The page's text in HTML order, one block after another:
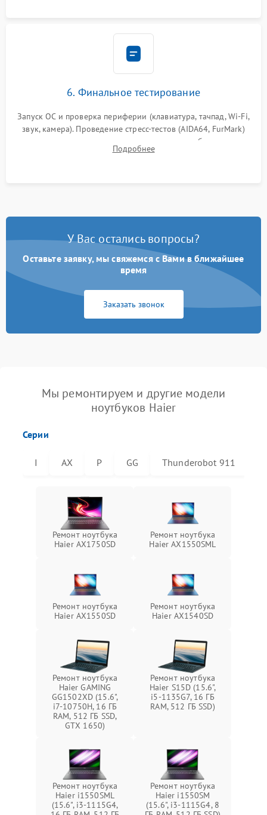
6. Финальное тестирование
Запуск ОС и проверка периферии (клавиатура, тачпад, Wi-Fi,
звук, камера). Проведение стресс-тестов (AIDA64, FurMark)
для контроля температурного режима и стабильности
системы под пиковой нагрузкой.
Подробнее
У Вас остались вопросы?
Оставьте заявку, мы свяжемся с Вами в ближайшее
время
Заказать звонок
Мы ремонтируем и другие модели
ноутбуков Haier
Серии
I AX P GG Thunderobot 911
Ремонт ноутбука
Haier AX1750SD
Ремонт ноутбука
Haier AX1550SML
Ремонт ноутбука
Haier AX1550SD
Ремонт ноутбука
Haier AX1540SD
Ремонт ноутбука
Haier GAMING
GG1502XD (15.6",
i7-10750H, 16 ГБ
RAM, 512 ГБ SSD,
GTX 1650)
Ремонт ноутбука
Haier S15D (15.6",
i5-1135G7, 16 ГБ
RAM, 512 ГБ SSD)
Ремонт ноутбука
Haier i1550SML
(15.6", i3-1115G4,
Ремонт ноутбука
Haier i1550SM
(15.6", i3-1115G4, 8